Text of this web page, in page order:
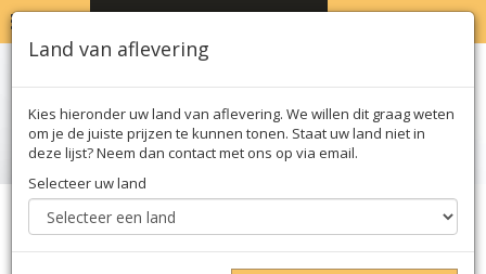
Home Olie azijn & saus
Sojasaus - shoyu genen, zoutarm, kikkoman, japan,
Land van aflevering
Kies hieronder uw land van aflevering. We willen dit graag weten
om je de juiste prijzen te kunnen tonen. Staat uw land niet in
deze lijst? Neem dan contact met ons op via email.
Selecteer uw land